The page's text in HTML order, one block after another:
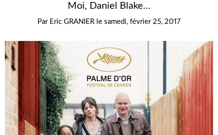
Moi, Daniel Blake…
Par Eric GRANIER le samedi, février 25, 2017